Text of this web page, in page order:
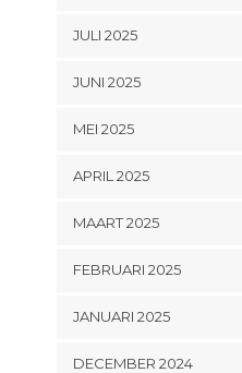
JULI 2025
JUNI 2025
MEI 2025
APRIL 2025
MAART 2025
FEBRUARI 2025
JANUARI 2025
DECEMBER 2024